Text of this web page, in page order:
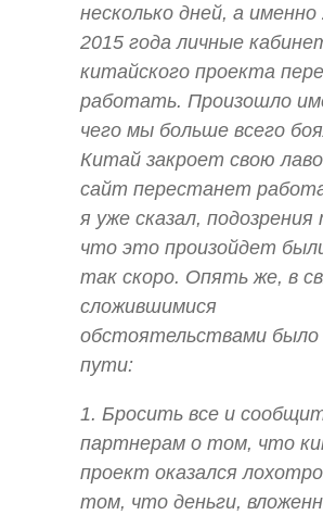
несколько дней, а
2015 года личные
китайского проекта
работать. Произошло
чего мы больше всего
Китай закроет свою
сайт перестанет
я уже сказал, подозрения
что это произойдет
так скоро. Опять же, в
сложившимися
обстоятельствами было
пути:
1. Бросить все и
партнерам о том, что
проект оказался
том, что деньги,